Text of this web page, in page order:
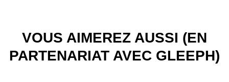
VOUS AIMEREZ AUSSI (EN
PARTENARIAT AVEC GLEEPH)